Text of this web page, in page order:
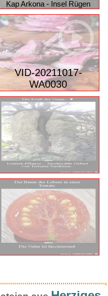
Kap Arkona - Insel Rügen
VID-20211017-
WA0030